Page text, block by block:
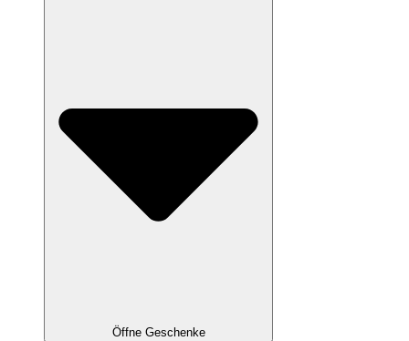
Öffne Geschenke